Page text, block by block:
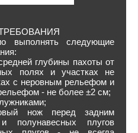
выполнять следующие
глубины пахоты от
полях и участках не
с неровным рельефом и
- не более ±2 см;
нож перед задним
полунавесных плугов